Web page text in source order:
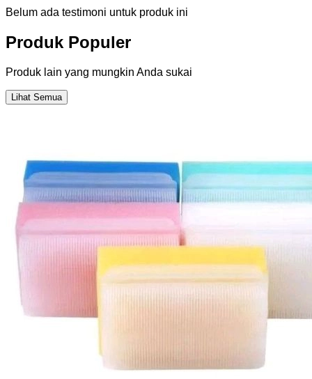
Belum ada testimoni untuk produk ini
Produk Populer
Produk lain yang mungkin Anda sukai
Lihat Semua